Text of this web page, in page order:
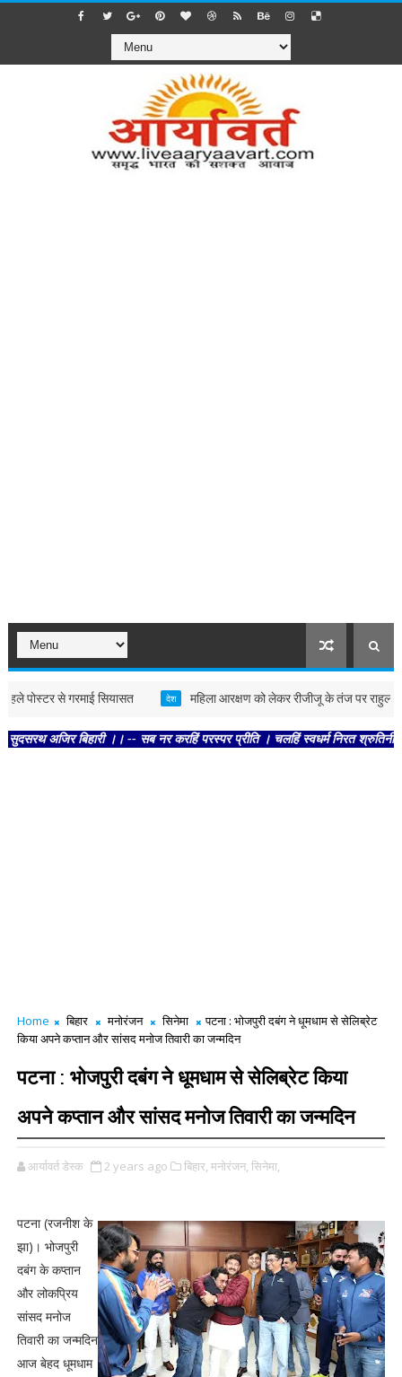
से गरमाई सियासत महिला आरक्षण को लेकर रीजीजू के तंज पर राहुल ने कहा,
बिहारी ।। -- सब नर करहिं परस्पर प्रीति । चलहिं स्वधर्म निरत श्रुतिनीति
Home बिहार मनोरंजन सिनेमा
पटना : भोजपुरी दबंग ने धूमधाम से सेलिब्रेट
किया अपने कप्तान और सांसद मनोज तिवारी का जन्मदिन
पटना : भोजपुरी दबंग ने धूमधाम से सेलिब्रेट किया
अपने कप्तान और सांसद मनोज तिवारी का जन्मदिन
आर्यावर्त डेस्क 2 years ago बिहार, मनोरंजन, सिनेमा,
पटना (रजनीश के
झा)। भोजपुरी
दबंग के कप्तान
और लोकप्रिय
सांसद मनोज
तिवारी का जन्मदिन
आज बेहद धूमधाम